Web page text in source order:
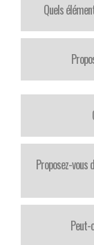
Quels
Proposez-vous
Peut-